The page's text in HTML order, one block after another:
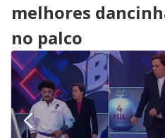
melhores
no palco